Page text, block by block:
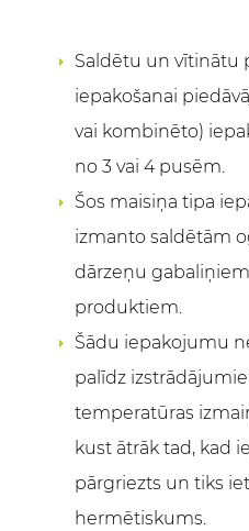
Saldētu un vītinātu
iepakošanai
vai kombinēto)
no 3 vai 4 pusēm.
Šos maisiņa tipa
izmanto saldētām
dārzeņu
produktiem.
Šādu iepakojumu
palīdz
temperatūras
kust ātrāk tad, kad
pārgriezts un tiks
hermētiskums.